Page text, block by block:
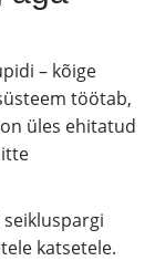
– kõige
töötab,
üles ehitatud
katsetele.